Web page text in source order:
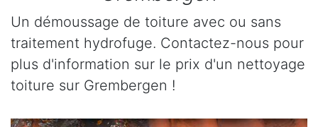
Un démoussage de toiture avec ou sans
traitement hydrofuge. Contactez-nous pour
plus d'information sur le prix d'un nettoyage
toiture sur Grembergen !